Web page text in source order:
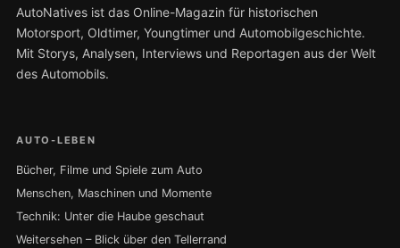
AutoNatives ist das Online-Magazin für historischen
Motorsport, Oldtimer, Youngtimer und Automobilgeschichte.
Mit Storys, Analysen, Interviews und Reportagen aus der Welt
des Automobils.
AUTO-LEBEN
Bücher, Filme und Spiele zum Auto
Menschen, Maschinen und Momente
Technik: Unter die Haube geschaut
Weitersehen – Blick über den Tellerrand